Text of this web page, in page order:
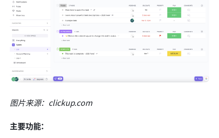
图片来源：clickup.com
主要功能：